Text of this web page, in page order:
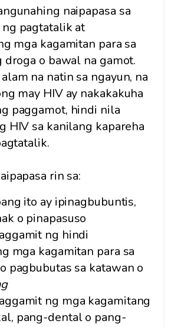
naipapasa sa
pagtatalik at
mga kagamitan para sa
o bawal na gamot.
na natin sa ngayun, na
may HIV ay nakakakuha
paggamot, hindi nila
HIV sa kanilang kapareha
rin sa:
ito ay ipinagbubuntis,
o pinapasuso
ng hindi
mga kagamitan para sa
pagbubutas sa katawan o
ng mga kagamitang
pang-dental o pang-